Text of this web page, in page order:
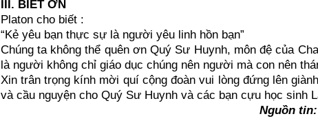
III. BIẾT ƠN
Platon cho biết :
“Kẻ yêu bạn thực sự là người yêu linh hồn bạn”
Chúng ta không thể quên ơn Quý Sư Huynh, môn đệ của
là người không chỉ giáo dục chúng nên người mà con nên
Xin trân trọng kính mời quí cộng đoàn vui lòng đứng lên
và cầu nguyện cho Quý Sư Huynh và các bạn cựu học sinh
Nguồn tin: